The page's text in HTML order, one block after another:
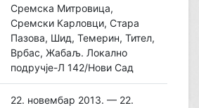
Сремска Митровица,
Сремски Карловци, Стара
Пазова, Шид, Темерин, Тител,
Врбас, Жабаљ. Локално
подручје-Л 142/Нови Сад
22. новембар 2013. — 22.